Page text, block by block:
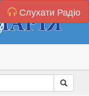
Слухати Радіо